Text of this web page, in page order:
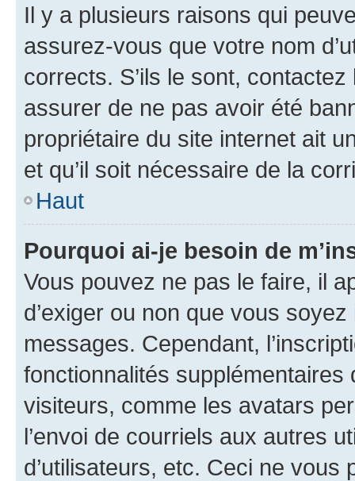
Il y a plusieurs raisons qui
assurez-vous que votre nom
corrects. S’ils le sont,
assurer de ne pas avoir été
propriétaire du site internet ait
et qu’il soit nécessaire de la
Haut
Pourquoi ai-je besoin de
Vous pouvez ne pas le faire, il
d’exiger ou non que vous
messages. Cependant,
fonctionnalités
visiteurs, comme les avatars
l’envoi de courriels aux autres
d’utilisateurs, etc. Ceci ne vous